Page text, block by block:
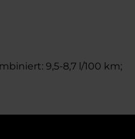
9,5-8,7 l/100 km;